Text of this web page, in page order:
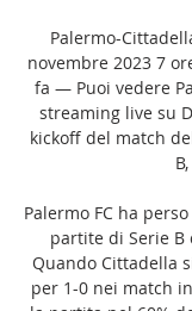
Palermo-
novembre 2023 7
fa — Puoi vedere
streaming live su
kickoff del match
Palermo FC ha
partite di Serie B
Quando Cittadella
per 1-0 nei match